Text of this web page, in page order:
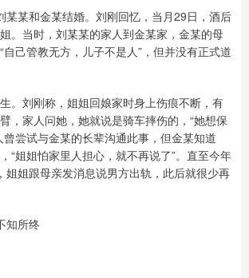
某某和金某结婚。刘刚回忆，当月29日，酒后
。当时，刘某某的家人到金某家，金某的母
自己管教无方，儿子不是人”，但并没有正式道
。刘刚称，姐姐回娘家时身上伤痕不断，有
，家人问她，她就说是骑车摔伤的，“她想保
曾尝试与金某的长辈沟通此事，但金某知道
“姐姐怕家里人担心，就不再说了”。直至今年
姐姐跟母亲发消息说男方出轨，此后就很少再
知所终